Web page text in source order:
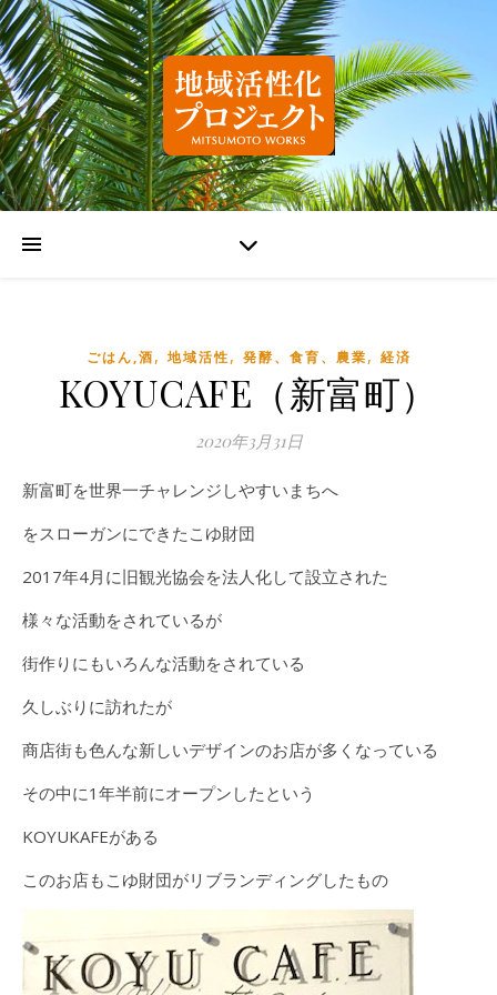
ごはん,酒, 地域活性, 発酵、食育、農業, 経済
KOYUCAFE（新富町）
2020年3月31日
新富町を世界一チャレンジしやすいまちへ
をスローガンにできたこゆ財団
2017年4月に旧観光協会を法人化して設立された
様々な活動をされているが
街作りにもいろんな活動をされている
久しぶりに訪れたが
商店街も色んな新しいデザインのお店が多くなっている
その中に1年半前にオープンしたという
KOYUKAFEがある
このお店もこゆ財団がリブランディングしたもの